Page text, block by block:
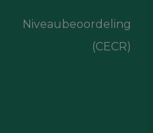
Niveaubeoordeling
(CECR)